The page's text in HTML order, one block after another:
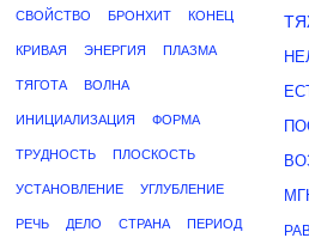
СВОЙСТВО БРОНХИТ КОНЕЦ
КРИВАЯ ЭНЕРГИЯ ПЛАЗМА
ТЯГОТА ВОЛНА
ИНИЦИАЛИЗАЦИЯ ФОРМА
ТРУДНОСТЬ ПЛОСКОСТЬ
УСТАНОВЛЕНИЕ УГЛУБЛЕНИЕ
РЕЧЬ ДЕЛО СТРАНА ПЕРИОД